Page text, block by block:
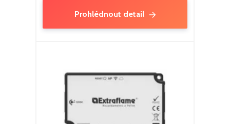
Prohlédnout detail